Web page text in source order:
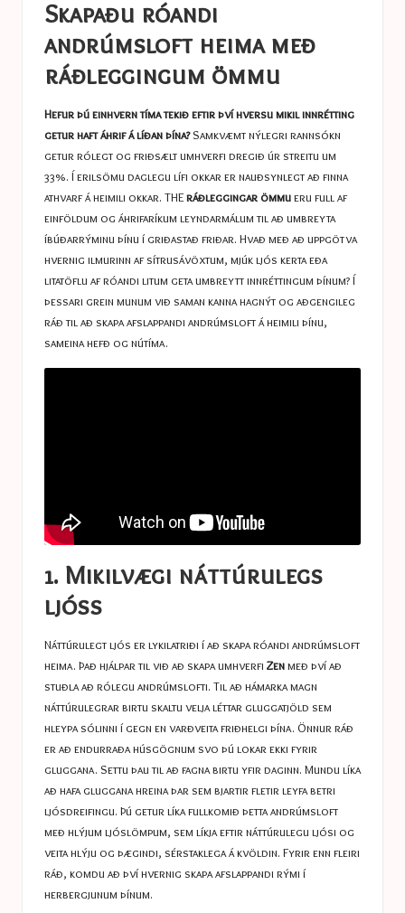
s
t
c
e
s
Skapaðu róandi
andrúmsloft heima með
ráðleggingum ömmu
Hefur þú einhvern tíma tekið eftir því hversu mikil innrétting
getur haft áhrif á líðan þína?Samkvæmt nýlegri rannsókn
getur rólegt og friðsælt umhverfi dregið úr streitu um
33%. Í erilsömu daglegu lífi okkar er nauðsynlegt að finna
athvarf á heimili okkar. THEráðleggingar ömmueru full af
einföldum og áhrifaríkum leyndarmálum til að umbreyta
íbúðarrýminu þínu í griðastað friðar. Hvað með að uppgötva
hvernig ilmurinn af sítrusávöxtum, mjúk ljós kerta eða
litatöflu af róandi litum geta umbreytt innréttingum þínum? Í
þessari grein munum við saman kanna hagnýt og aðgengileg
ráð til að skapa afslappandi andrúmsloft á heimili þínu,
sameina hefð og nútíma.
1. Mikilvægi náttúrulegs
ljóss
Náttúrulegt ljós er lykilatriði í að skapa róandi andrúmsloft
heima. Það hjálpar til við að skapa umhverfi Zenmeð því að
stuðla að rólegu andrúmslofti. Til að hámarka magn
náttúrulegrar birtu skaltu velja léttar gluggatjöld sem
hleypa sólinni í gegn en varðveita friðhelgi þína. Önnur ráð
er að endurraða húsgögnum svo þú lokar ekki fyrir
gluggana. Settu þau til að fagna birtu yfir daginn. Mundu líka
að hafa gluggana hreina þar sem bjartir fletir leyfa betri
ljósdreifingu. Þú getur líka fullkomið þetta andrúmsloft
með hlýjum ljóslömpum, sem líkja eftir náttúrulegu ljósi og
veita hlýju og þægindi, sérstaklega á kvöldin. Fyrir enn fleiri
ráð, komdu að því hvernig skapa afslappandi rými í
herbergjunum þínum.